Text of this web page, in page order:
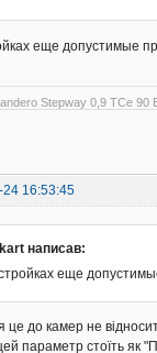
еще допустимые
Stepway 0,9 TCe 90
16:53:45
написав:
еще
це до камер не
параметр стоїть як